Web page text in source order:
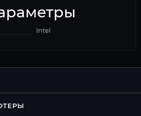
Intel